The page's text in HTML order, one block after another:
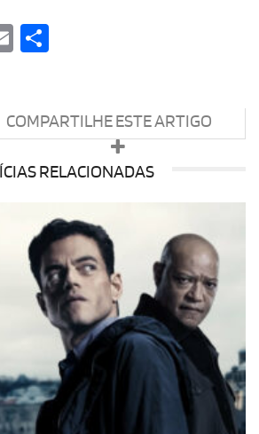
Email
COMPARTILHE ESTE ARTIGO
RELACIONADAS